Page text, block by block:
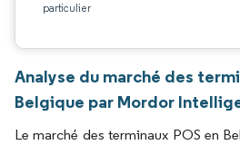
particulier
Analyse du marché des
Belgique par Mordor
Le marché des terminaux POS en